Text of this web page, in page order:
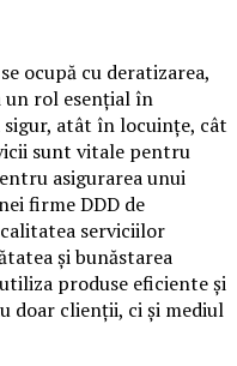
ocupă cu deratizarea,
un rol esențial în
sigur, atât în locuințe, cât
sunt vitale pentru
asigurarea unui
firme DDD de
serviciilor
și bunăstarea
produse eficiente și
doar clienții, ci și mediul